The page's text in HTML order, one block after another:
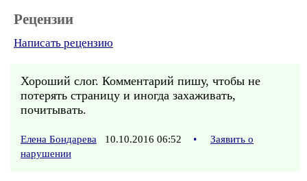
Рецензии
Написать рецензию
Хороший слог. Комментарий пишу, чтобы не
потерять страницу и иногда захаживать,
почитывать.
Елена Бондарева 10.10.2016 06:52 •
Заявить о
нарушении